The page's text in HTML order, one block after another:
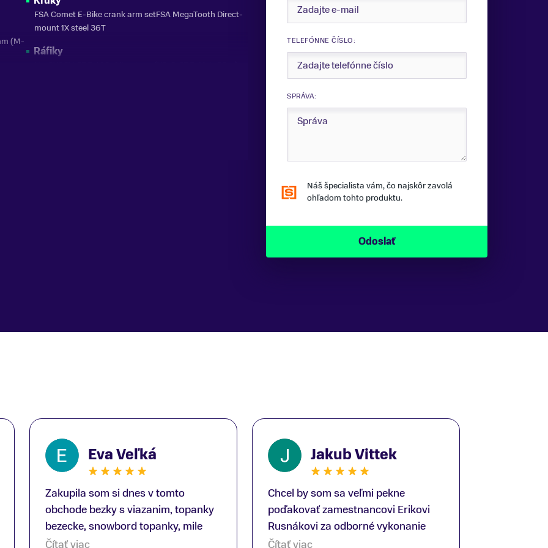
(M-
FSA Comet E-Bike crank arm setFSA MegaTooth Direct-
mount 1X steel 36T
Ráfiky
TELEFÓNNE ČÍSLO:
SPRÁVA:
Náš špecialista vám, čo najskôr zavolá
ohľadom tohto produktu.
Eva Veľká
Zakupila som si dnes v tomto
obchode bezky s viazanim, topanky
bezecke, snowbord topanky, mile
prekvapenie ako Peter, ktory nas
Čítať viac
Jakub Vittek
Chcel by som sa veľmi pekne
poďakovať zamestnancovi Erikovi
Rusnákovi za odborné vykonanie
bike-fittingu. Je to super človek na
Čítať viac